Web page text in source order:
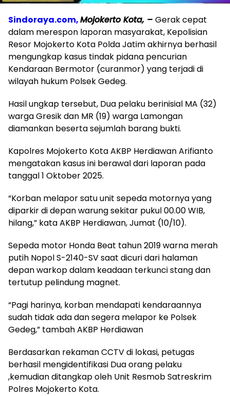
Sindoraya.com,Mojokerto Kota, – Gerak cepat
dalam merespon laporan masyarakat, Kepolisian
Resor Mojokerto Kota Polda Jatim akhirnya berhasil
mengungkap kasus tindak pidana pencurian
Kendaraan Bermotor (curanmor) yang terjadi di
wilayah hukum Polsek Gedeg.
Hasil ungkap tersebut, Dua pelaku berinisial MA (32)
warga Gresik dan MR (19) warga Lamongan
diamankan beserta sejumlah barang bukti.
Kapolres Mojokerto Kota AKBP Herdiawan Arifianto
mengatakan kasus ini berawal dari laporan pada
tanggal 1 Oktober 2025.
“Korban melapor satu unit sepeda motornya yang
diparkir di depan warung sekitar pukul 00.00 WIB,
hilang,” kata AKBP Herdiawan, Jumat (10/10).
Sepeda motor Honda Beat tahun 2019 warna merah
putih Nopol S-2140-SV saat dicuri dari halaman
depan warkop dalam keadaan terkunci stang dan
tertutup pelindung magnet.
“Pagi harinya, korban mendapati kendaraannya
sudah tidak ada dan segera melapor ke Polsek
Gedeg,” tambah AKBP Herdiawan
Berdasarkan rekaman CCTV di lokasi, petugas
berhasil mengidentifikasi Dua orang pelaku
,kemudian ditangkap oleh Unit Resmob Satreskrim
Polres Mojokerto Kota.